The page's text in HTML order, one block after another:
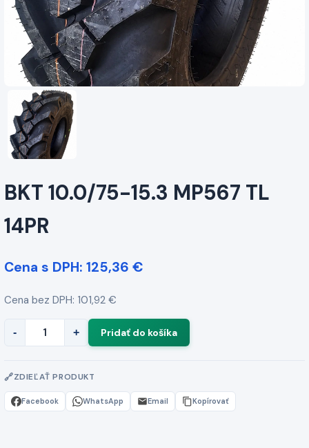
BKT 10.0/75-15.3 MP567 TL
14PR
Cena s DPH: 125,36 €
Cena bez DPH: 101,92 €
- +
ZDIEĽAŤ PRODUKT
Facebook WhatsApp Email Kopírovať